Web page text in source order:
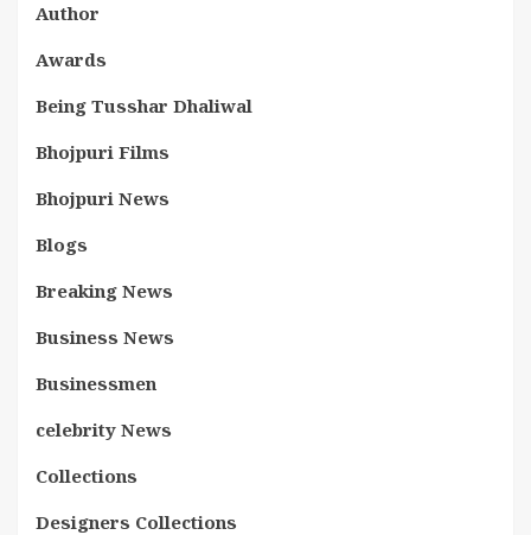
Author
Awards
Being Tusshar Dhaliwal
Bhojpuri Films
Bhojpuri News
Blogs
Breaking News
Business News
Businessmen
celebrity News
Collections
Designers Collections